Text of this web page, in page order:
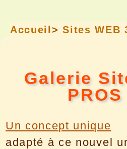
Accueil >Sites WEB
Galerie
PROS
Un concept unique
adapté à ce nouvel